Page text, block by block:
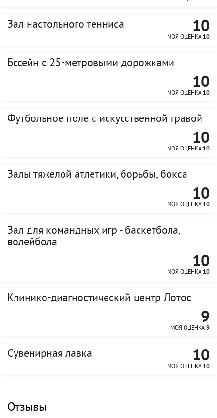
Зал настольного тенниса 10
МОЯ ОЦЕНКА 10
Бссейн с 25-метровыми дорожками
10
МОЯ ОЦЕНКА 10
Футбольное поле с искусственной травой
10
МОЯ ОЦЕНКА 10
Залы тяжелой атлетики, борьбы, бокса
10
МОЯ ОЦЕНКА 10
Зал для командных игр - баскетбола,
волейбола
10
МОЯ ОЦЕНКА 10
Клинико-диагностический центр Лотос
9
МОЯ ОЦЕНКА 9
Сувенирная лавка 10
МОЯ ОЦЕНКА 10
Отзывы